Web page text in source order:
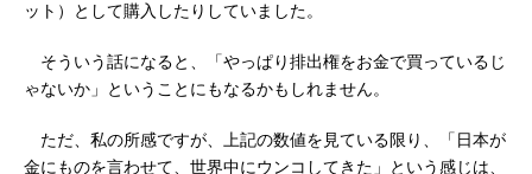
ット）として購入したりしていました。
そういう話になると、「やっぱり排出権をお金で買っているじ
ゃないか」ということにもなるかもしれません。
ただ、私の所感ですが、上記の数値を見ている限り、「日本が
金にものを言わせて、世界中にウンコしてきた」という感じは、